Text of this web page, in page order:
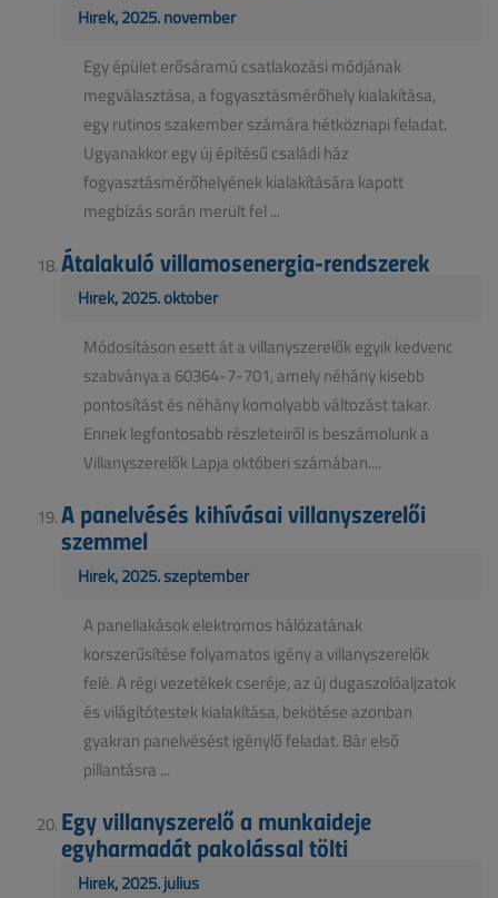
Hírek, 2025. november
Egy épület erősáramú csatlakozási módjának
megválasztása, a fogyasztásmérőhely kialakítása,
egy rutinos szakember számára hétköznapi feladat.
Ugyanakkor egy új építésű családi ház
fogyasztásmérőhelyének kialakítására kapott
megbízás során merült fel ...
Átalakuló villamosenergia-rendszerek
Hírek, 2025. október
Módosításon esett át a villanyszerelők egyik kedvenc
szabványa a 60364-7-701, amely néhány kisebb
pontosítást és néhány komolyabb változást takar.
Ennek legfontosabb részleteiről is beszámolunk a
Villanyszerelők Lapja októberi számában....
A panelvésés kihívásai villanyszerelői
szemmel
Hírek, 2025. szeptember
A panellakások elektromos hálózatának
korszerűsítése folyamatos igény a villanyszerelők
felé. A régi vezetékek cseréje, az új dugaszolóaljzatok
és világítótestek kialakítása, bekötése azonban
gyakran panelvésést igénylő feladat. Bár első
pillantásra ...
Egy villanyszerelő a munkaideje
egyharmadát pakolással tölti
Hírek, 2025. július